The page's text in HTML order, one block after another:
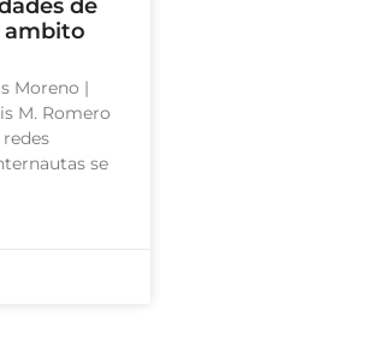
de
ambito
Moreno |
M. Romero
se